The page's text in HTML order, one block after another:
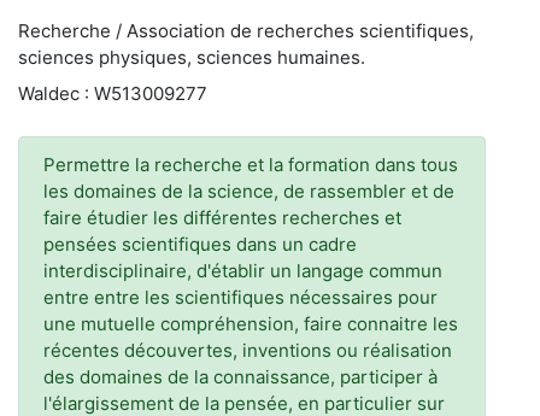
Recherche / Association de recherches scientifiques,
sciences physiques, sciences humaines.
Waldec : W513009277
Permettre la recherche et la formation dans tous
les domaines de la science, de rassembler et de
faire étudier les différentes recherches et
pensées scientifiques dans un cadre
interdisciplinaire, d'établir un langage commun
entre entre les scientifiques nécessaires pour
une mutuelle compréhension, faire connaitre les
récentes découvertes, inventions ou réalisation
des domaines de la connaissance, participer à
l'élargissement de la pensée, en particulier sur